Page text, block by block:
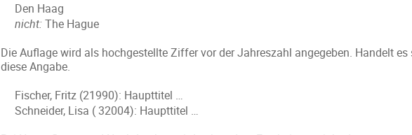
Den Haag
nicht: The Hague
Die Auflage wird als hochgestellte Ziffer vor der Jahreszahl angegeben. Handelt
diese Angabe.
Fischer, Fritz (21990): Haupttitel …
Schneider, Lisa ( 32004): Haupttitel …